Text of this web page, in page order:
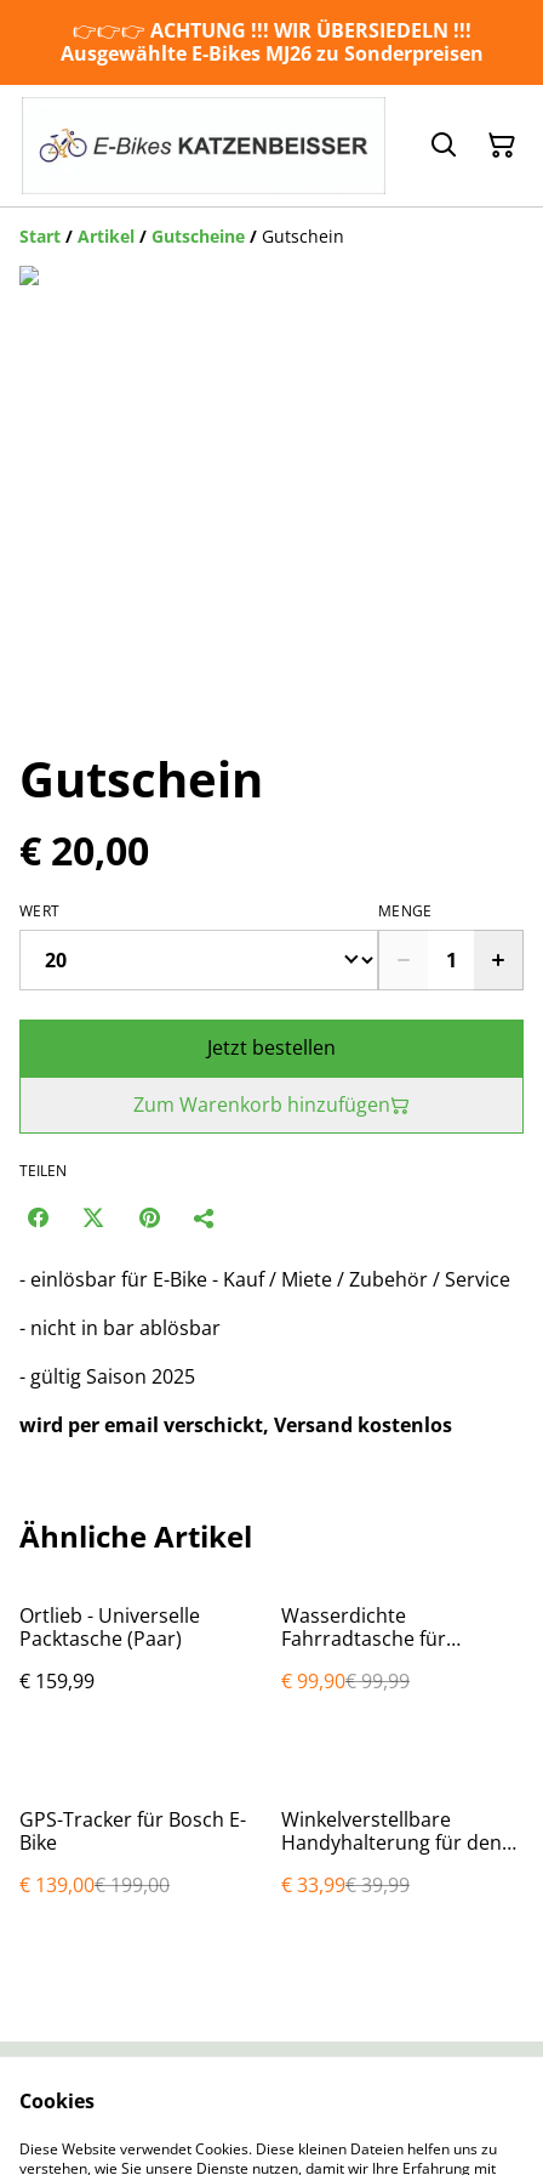
👉👉👉 ACHTUNG !!! WIR ÜBERSIEDELN !!!
Ausgewählte E-Bikes MJ26 zu Sonderpreisen
Start / Artikel / Gutscheine / Gutschein
Gutschein
€ 20,00
WERT MENGE
Jetzt bestellen
Zum Warenkorb hinzufügen
TEILEN
- einlösbar für E-Bike - Kauf / Miete / Zubehör / Service
- nicht in bar ablösbar
- gültig Saison 2025
wird per email verschickt, Versand kostenlos
Ähnliche Artikel
Ortlieb - Universelle
Packtasche (Paar)
€ 159,99
%
Wasserdichte
Fahrradtasche für
MIK Adapterplatte
€ 99,90€ 99,99
%
GPS-Tracker für Bosch E-
Bike
€ 139,00€ 199,00
%
Winkelverstellbare
Handyhalterung für den
€ 33,99€ 39,99
Datenschutzbestimm
Cookie-Richtlinie
Cookies
Diese Website verwendet Cookies. Diese kleinen Dateien helfen uns zu
verstehen, wie Sie unsere Dienste nutzen, damit wir Ihre Erfahrung mit